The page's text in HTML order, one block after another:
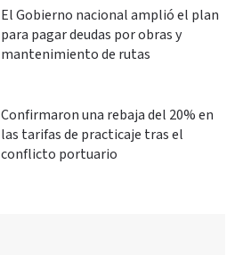
El Gobierno nacional amplió el plan
para pagar deudas por obras y
mantenimiento de rutas
Confirmaron una rebaja del 20% en
las tarifas de practicaje tras el
conflicto portuario